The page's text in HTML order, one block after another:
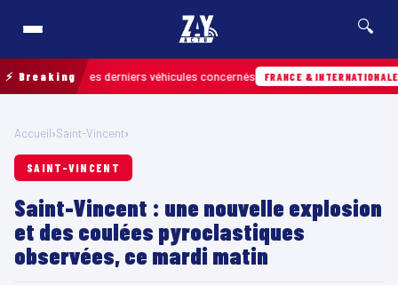
🔍
⚡ Breakingles derniers véhicules concernés FRANCE & INTERNATIONALE
Accueil›Saint-Vincent›
SAINT-VINCENT
Saint-Vincent : une nouvelle explosion
et des coulées pyroclastiques
observées, ce mardi matin